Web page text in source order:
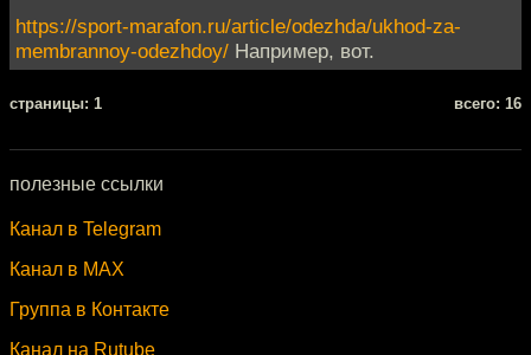
https://sport-marafon.ru/article/odezhda/ukhod-za-
membrannoy-odezhdoy/ Например, вот.
cтраницы: 1 всего: 16
полезные ссылки
Канал в Telegram
Канал в MAX
Группа в Контакте
Канал на Rutube